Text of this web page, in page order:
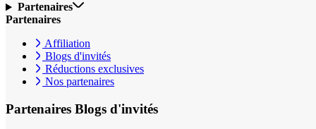
Partenaires
Partenaires
Affiliation
Blogs d'invités
Réductions exclusives
Nos partenaires
Partenaires Blogs d'invités